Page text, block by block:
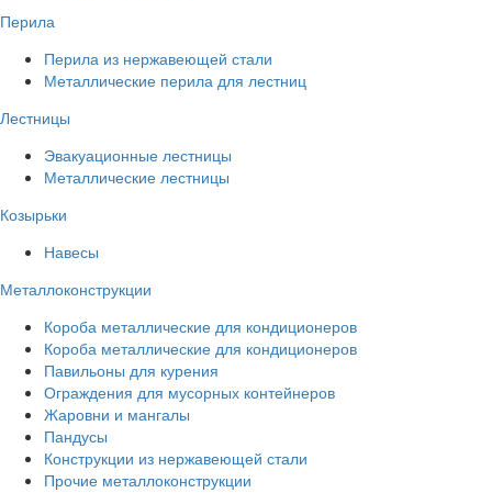
Перила
Перила из нержавеющей стали
Металлические перила для лестниц
Лестницы
Эвакуационные лестницы
Металлические лестницы
Козырьки
Навесы
Металлоконструкции
Короба металлические для кондиционеров
Короба металлические для кондиционеров
Павильоны для курения
Ограждения для мусорных контейнеров
Жаровни и мангалы
Пандусы
Конструкции из нержавеющей стали
Прочие металлоконструкции